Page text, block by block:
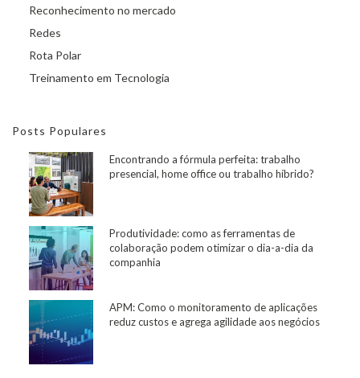
Reconhecimento no mercado
Redes
Rota Polar
Treinamento em Tecnologia
Posts Populares
Encontrando a fórmula perfeita: trabalho
presencial, home office ou trabalho híbrido?
Produtividade: como as ferramentas de
colaboração podem otimizar o dia-a-dia da
companhia
APM: Como o monitoramento de aplicações
reduz custos e agrega agilidade aos negócios